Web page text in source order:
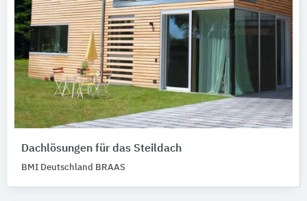
Dachlösungen für das Steildach
BMI Deutschland BRAAS